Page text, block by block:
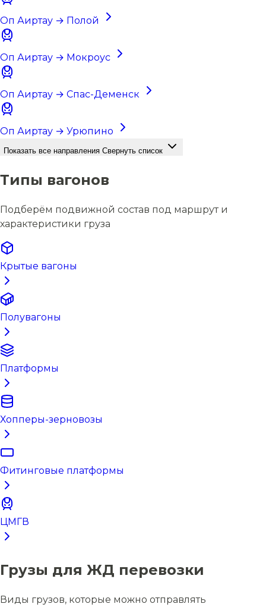
Оп Аиртау → Полой
Оп Аиртау → Мокроус
Оп Аиртау → Спас-Деменск
Оп Аиртау → Урюпино
Показать все направления Свернуть список
Типы вагонов
Подберём подвижной состав под маршрут и
характеристики груза
Крытые вагоны
Полувагоны
Платформы
Хопперы-зерновозы
Фитинговые платформы
ЦМГВ
Грузы для ЖД перевозки
Виды грузов, которые можно отправлять